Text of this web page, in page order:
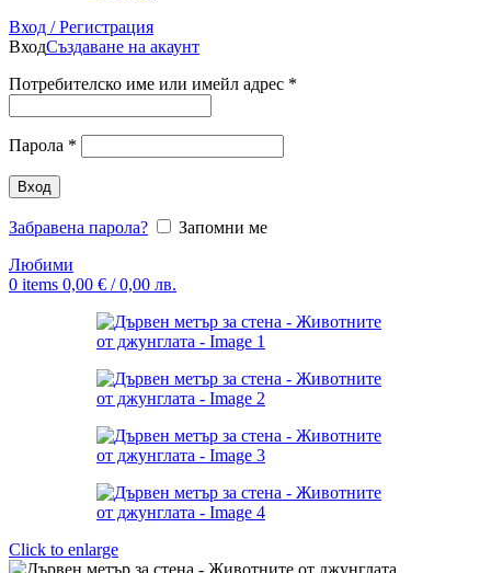
Вход / Регистрация
ВходСъздаване на акаунт
Потребителско име или имейл адрес *
Парола *
Вход
Забравена парола?
Запомни ме
Любими
0 items 0,00 € / 0,00 лв.
Click to enlarge